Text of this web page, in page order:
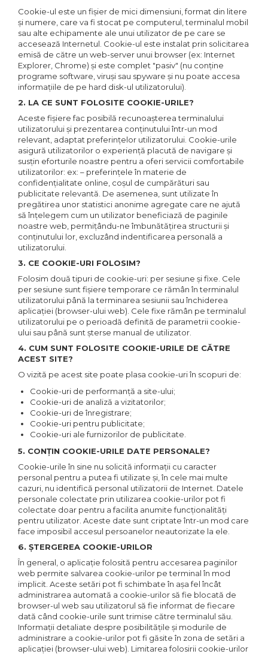
Magnetice
Tuburi LED
Lămpi de Birou
Oglinzi LED
Cookie-ul este un fişier de mici dimensiuni, format din litere
şi numere, care va fi stocat pe computerul, terminalul mobil
sau alte echipamente ale unui utilizator de pe care se
accesează Internetul. Cookie-ul este instalat prin solicitarea
emisă de către un web-server unui browser (ex: Internet
Explorer, Chrome) şi este complet "pasiv" (nu conţine
programe software, viruşi sau spyware şi nu poate accesa
informaţiile de pe hard disk-ul utilizatorului).
2. LA CE SUNT FOLOSITE COOKIE-URILE?
Aceste fişiere fac posibilă recunoaşterea terminalului
utilizatorului şi prezentarea conţinutului într-un mod
relevant, adaptat preferinţelor utilizatorului. Cookie-urile
asigură utilizatorilor o experienţă placută de navigare şi
susţin eforturile noastre pentru a oferi servicii comfortabile
utilizatorilor: ex: – preferinţele în materie de
confidenţialitate online, coşul de cumpărături sau
publicitate relevantă. De asemenea, sunt utilizate în
pregătirea unor statistici anonime agregate care ne ajută
să înţelegem cum un utilizator beneficiază de paginile
noastre web, permiţându-ne îmbunătăţirea structurii şi
conţinutului lor, excluzând indentificarea personală a
utilizatorului.
3. CE COOKIE-URI FOLOSIM?
Folosim două tipuri de cookie-uri: per sesiune şi fixe. Cele
per sesiune sunt fişiere temporare ce rămân în terminalul
utilizatorului până la terminarea sesiunii sau închiderea
aplicaţiei (browser-ului web). Cele fixe rămân pe terminalul
utilizatorului pe o perioadă definită de parametrii cookie-
ului sau până sunt şterse manual de utilizator.
4. CUM SUNT FOLOSITE COOKIE-URILE DE CĂTRE
ACEST SITE?
O vizită pe acest site poate plasa cookie-uri în scopuri de:
Cookie-uri de performanţă a site-ului;
Cookie-uri de analiză a vizitatorilor;
Cookie-uri de înregistrare;
Cookie-uri pentru publicitate;
Cookie-uri ale furnizorilor de publicitate.
5. CONŢIN COOKIE-URILE DATE PERSONALE?
Cookie-urile în sine nu solicită informaţii cu caracter
personal pentru a putea fi utilizate şi, în cele mai multe
cazuri, nu identifică personal utilizatorii de Internet. Datele
personale colectate prin utilizarea cookie-urilor pot fi
colectate doar pentru a facilita anumite funcţionalităţi
pentru utilizator. Aceste date sunt criptate într-un mod care
face imposibil accesul persoanelor neautorizate la ele.
6. ŞTERGEREA COOKIE-URILOR
În general, o aplicaţie folosită pentru accesarea paginilor
web permite salvarea cookie-urilor pe terminal în mod
implicit. Aceste setări pot fi schimbate în aşa fel încât
administrarea automată a cookie-urilor să fie blocată de
browser-ul web sau utilizatorul să fie informat de fiecare
dată când cookie-urile sunt trimise către terminalul său.
Informaţii detaliate despre posibilităţile şi modurile de
administrare a cookie-urilor pot fi găsite în zona de setări a
aplicaţiei (browser-ului web). Limitarea folosirii cookie-urilor